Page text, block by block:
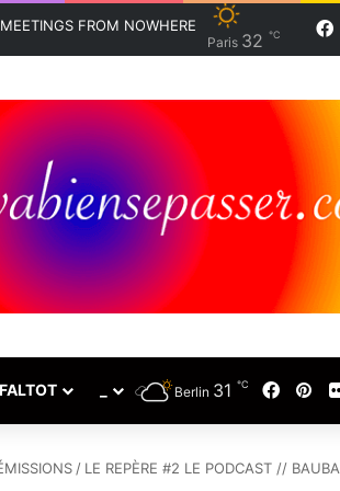
MEETINGS FROM NOWHERE
Paris 32 ℃
Berlin 31 ℃
/ LE REPÈRE #2 LE PODCAST //